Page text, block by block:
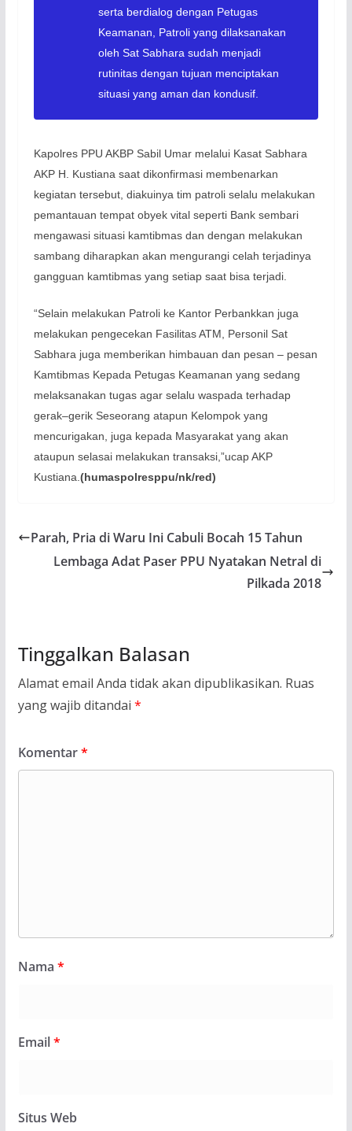
serta berdialog dengan Petugas
Keamanan, Patroli yang dilaksanakan
oleh Sat Sabhara sudah menjadi
rutinitas dengan tujuan menciptakan
situasi yang aman dan kondusif.
Kapolres PPU AKBP Sabil Umar melalui Kasat Sabhara
AKP H. Kustiana saat dikonfirmasi membenarkan
kegiatan tersebut, diakuinya tim patroli selalu melakukan
pemantauan tempat obyek vital seperti Bank sembari
mengawasi situasi kamtibmas dan dengan melakukan
sambang diharapkan akan mengurangi celah terjadinya
gangguan kamtibmas yang setiap saat bisa terjadi.
“Selain melakukan Patroli ke Kantor Perbankkan juga
melakukan pengecekan Fasilitas ATM, Personil Sat
Sabhara juga memberikan himbauan dan pesan – pesan
Kamtibmas Kepada Petugas Keamanan yang sedang
melaksanakan tugas agar selalu waspada terhadap
gerak–gerik Seseorang atapun Kelompok yang
mencurigakan, juga kepada Masyarakat yang akan
ataupun selasai melakukan transaksi,”ucap AKP
Kustiana.(humaspolresppu/nk/red)
Parah, Pria di Waru Ini Cabuli Bocah 15 Tahun
Lembaga Adat Paser PPU Nyatakan Netral di
Pilkada 2018
Tinggalkan Balasan
Alamat email Anda tidak akan dipublikasikan. Ruas
yang wajib ditandai *
Komentar*
Nama *
Email*
Situs Web